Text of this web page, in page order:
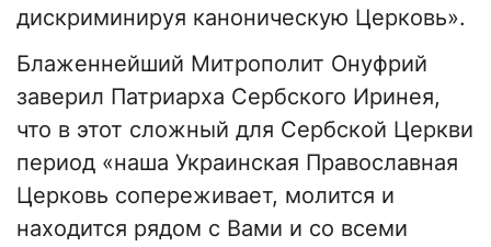
дискриминируя каноническую Церковь».
Блаженнейший Митрополит Онуфрий
заверил Патриарха Сербского Иринея,
что в этот сложный для Сербской Церкви
период «наша Украинская Православная
Церковь сопереживает, молится и
находится рядом с Вами и со всеми